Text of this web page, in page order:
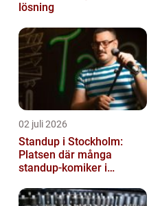
lösning
02 juli 2026
Standup i Stockholm:
Platsen där många
standup-komiker i